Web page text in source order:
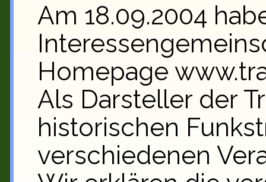
Am 18.09.2004
Homepage
Als Darsteller der
historischen
verschiedenen